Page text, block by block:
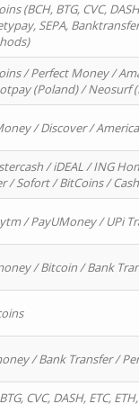
(BCH, BTG, CVC,
SEPA,
/ Perfect Money /
(Poland) / Neosurf
/ Discover /
/ iDEAL / ING
/ Sofort / BitCoins /
/ PayUMoney / UPi
/ Bitcoin / Bank
/ Bank Transfer /
CVC, DASH, ETC,